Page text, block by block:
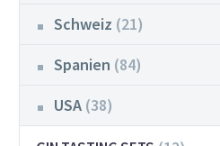
Schweiz (21)
Spanien (84)
USA (38)